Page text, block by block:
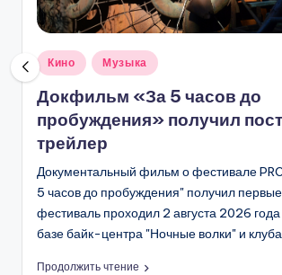
С
К
В
Ы
Опубликовано
Кино Музыка
Докфильм «За 5 часов до
пробуждения» получил
трейлер
Документальный фильм о фестивале
5 часов до пробуждения" получил
фестиваль проходил 2 августа 2026
базе байк-центра "Ночные волки" и
Продолжить чтение